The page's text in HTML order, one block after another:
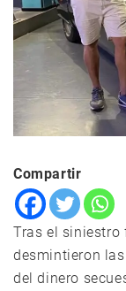
Compartir
Tras el siniestro
desmintieron
del dinero